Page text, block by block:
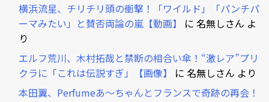
横浜流星、チリチリ頭の衝撃！「ワイルド」「パンチパ
ーマみたい」と賛否両論の嵐【動画】
に 名無しさん よ
り
エルフ荒川、木村拓哉と禁断の相合い傘！“激レア”プリ
クラに「これは伝説すぎ」【画像】
に 名無しさん より
本田翼、Perfumeあ～ちゃんとフランスで奇跡の再会！